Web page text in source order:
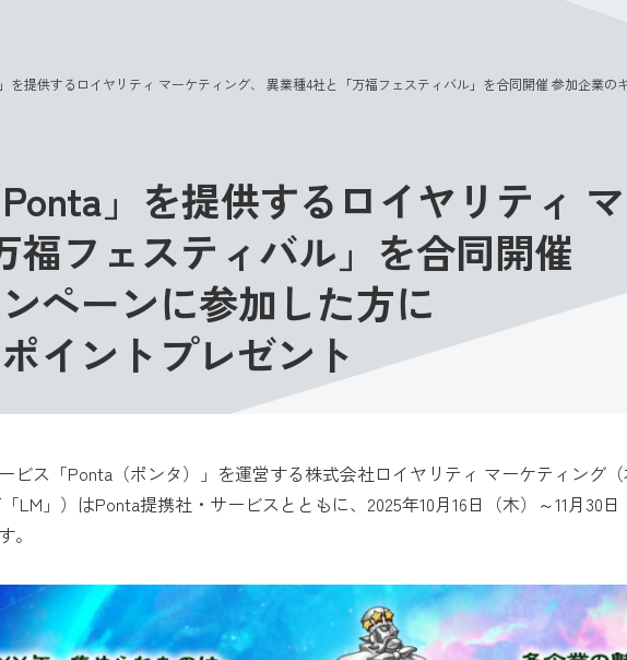
を提供するロイヤリティ マーケティング、 異業種4社と「万福フェスティバル」を合同開催 参加企業の
」を提供するロイヤリティ
福フェスティバル」を合同開催
ペーンに参加した方に
イントプレゼント
ビス「Ponta（ポンタ）」を運営する株式会社ロイヤリティ マーケティング
LM」）はPonta提携社・サービスとともに、2025年10月16日（木）～11月30
。